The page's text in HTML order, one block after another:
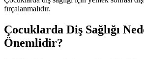
fırçalanmalıdır.
Çocuklarda Diş Sağlığı
Önemlidir?